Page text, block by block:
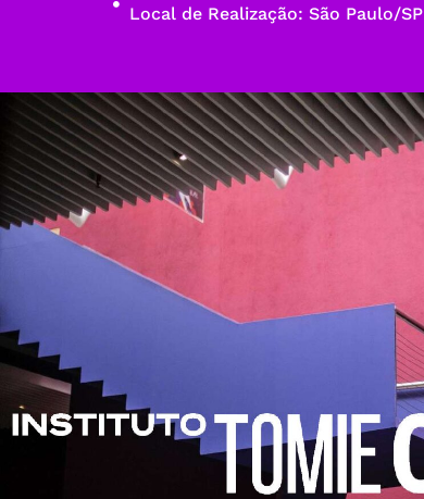
Local de Realização: São Paulo/SP